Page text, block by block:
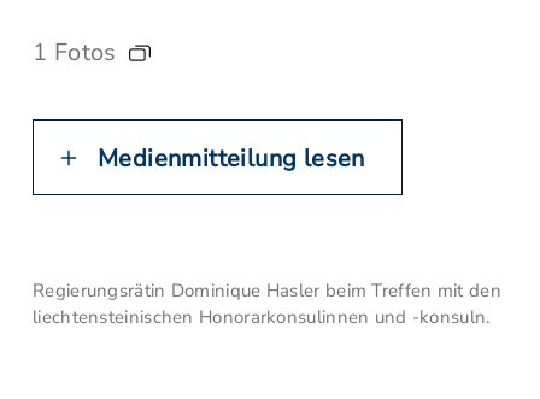
1 Fotos
Medienmitteilung lesen
Regierungsrätin Dominique Hasler beim Treffen mit den
liechtensteinischen Honorarkonsulinnen und -konsuln.